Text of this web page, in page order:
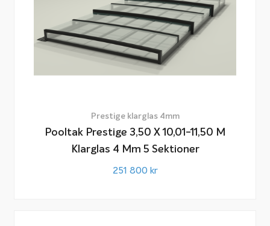
Prestige klarglas 4mm
Pooltak Prestige 3,50 X 10,01-11,50 M
Klarglas 4 Mm 5 Sektioner
251 800 kr